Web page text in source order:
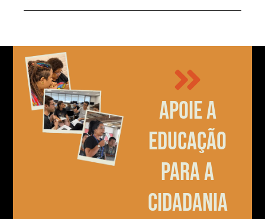
Apoie a
educação
para a
cidadania